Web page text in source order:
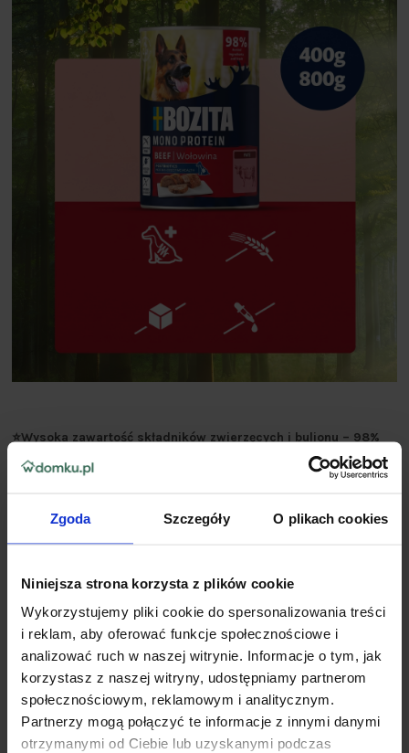
Zgoda Szczegóły O plikach cookies
Niniejsza strona korzysta z plików cookie
Wykorzystujemy pliki cookie do spersonalizowania treści
i reklam, aby oferować funkcje społecznościowe i
analizować ruch w naszej witrynie. Informacje o tym, jak
korzystasz z naszej witryny, udostępniamy partnerom
społecznościowym, reklamowym i analitycznym.
Partnerzy mogą połączyć te informacje z innymi danymi
otrzymanymi od Ciebie lub uzyskanymi podczas
⭐Wysoka zawartość składników zwierzęcych i bulionu – 98%
Receptura bez zbóż
Z postbiotykami